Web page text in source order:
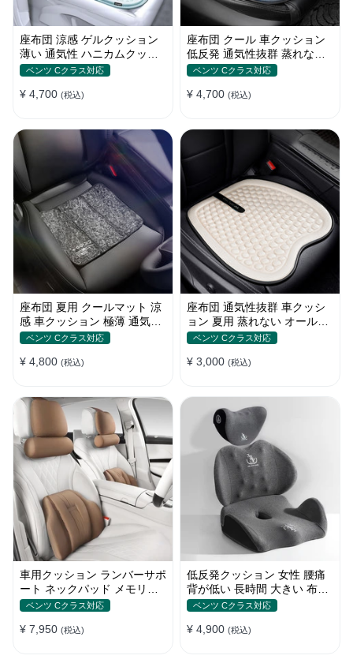
座布団 涼感 ゲルクッション
薄い 通気性 ハニカムクッシ
ョン 四季通用 おすすめ
ベンツ Cクラス対応
¥ 4,700 (税込)
座布団 クール 車クッション
低反発 通気性抜群 蒸れない
滑り止め おすすめ
ベンツ Cクラス対応
¥ 4,700 (税込)
座布団 夏用 クールマット 涼
感 車クッション 極薄 通気性
丸洗いOK すずしい
ベンツ Cクラス対応
¥ 4,800 (税込)
座布団 通気性抜群 車クッシ
ョン 夏用 蒸れない オールシ
ーズン おしゃれ
ベンツ Cクラス対応
¥ 3,000 (税込)
車用クッション ランバーサポ
ート ネックパッド メモリー
フォーム 疲労回復
ベンツ Cクラス対応
¥ 7,950 (税込)
低反発クッション 女性 腰痛
背が低い 長時間 大きい 布団
おしゃれ 運転 疲労回復
ベンツ Cクラス対応
¥ 4,900 (税込)